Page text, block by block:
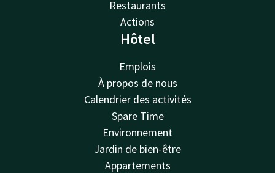
Restaurants
Actions
Hôtel
Emplois
À propos de nous
Calendrier des activités
Spare Time
Environnement
Jardin de bien-être
Appartements